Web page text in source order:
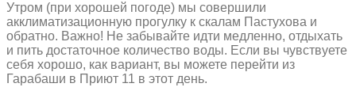
Утром (при хорошей погоде) мы совершили
акклиматизационную прогулку к скалам Пастухова и
обратно. Важно! Не забывайте идти медленно, отдыхать
и пить достаточное количество воды. Если вы чувствуете
себя хорошо, как вариант, вы можете перейти из
Гарабаши в Приют 11 в этот день.